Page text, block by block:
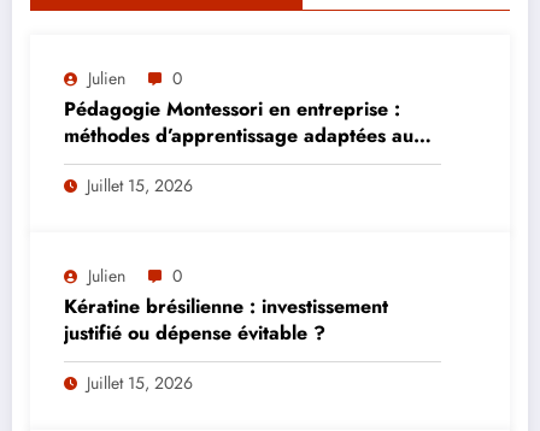
Julien 0
Pédagogie Montessori en entreprise :
méthodes d’apprentissage adaptées aux
adultes
Juillet 15, 2026
Julien 0
Kératine brésilienne : investissement
justifié ou dépense évitable ?
Juillet 15, 2026